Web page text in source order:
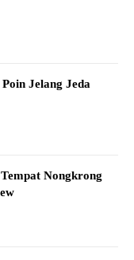
Jelang Jeda
Nongkrong